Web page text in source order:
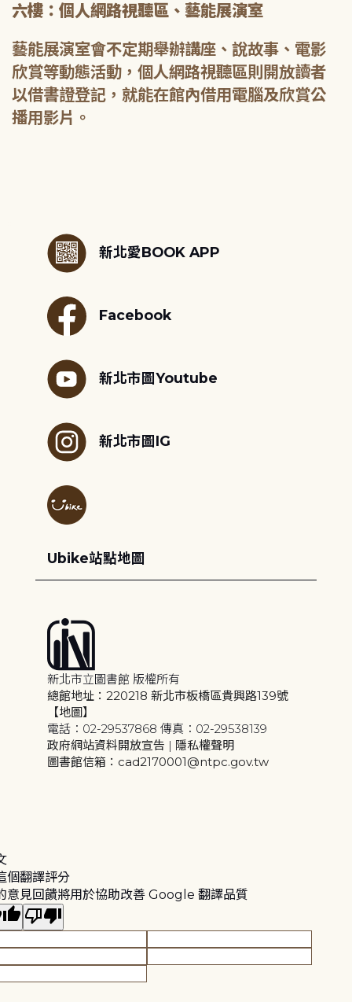
六樓：個人網路視聽區、藝能展演室
藝能展演室會不定期舉辦講座、說故事、電影
欣賞等動態活動，個人網路視聽區則開放讀者
以借書證登記，就能在館內借用電腦及欣賞公
播用影片。
新北愛BOOK APP
Facebook
新北市圖Youtube
新北市圖IG
Ubike站點地圖
新北市立圖書館 版權所有
總館地址：220218 新北市板橋區貴興路139號
【地圖】
電話：02-29537868 傳真：02-29538139
政府網站資料開放宣告 | 隱私權聲明
圖書館信箱：cad2170001@ntpc.gov.tw
個翻譯評分
意見回饋將用於協助改善 Google 翻譯品質